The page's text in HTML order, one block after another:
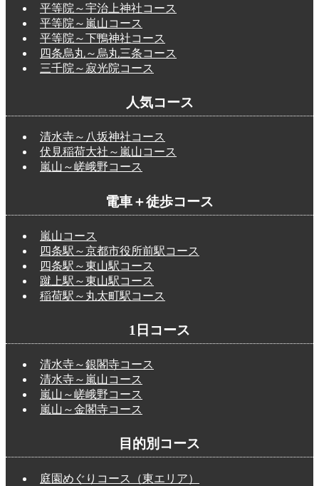
平等院～宇治上神社コース
平等院～嵐山コース
平等院～下鴨神社コース
四条烏丸～烏丸三条コース
三千院～寂光院コース
人気コース
清水寺～八坂神社コース
伏見稲荷大社～嵐山コース
嵐山～嵯峨野コース
電車＋徒歩コース
嵐山コース
四条駅～京都市役所前駅コース
四条駅～東山駅コース
蹴上駅～東山駅コース
稲荷駅～丸太町駅コース
1日コース
清水寺～銀閣寺コース
清水寺～嵐山コース
嵐山～嵯峨野コース
嵐山～金閣寺コース
目的別コース
庭園めぐりコース（東エリア）